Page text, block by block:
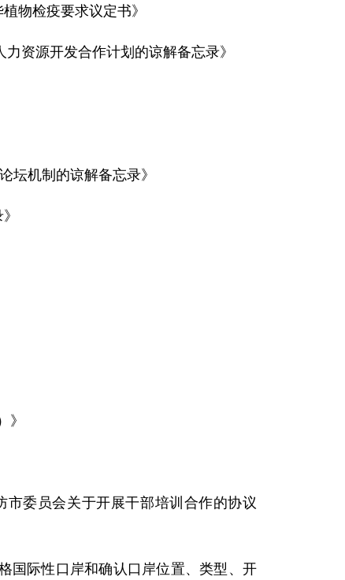
物检疫要求议定书》
资源开发合作计划的谅解备忘录》
坛机制的谅解备忘录》
委员会关于开展干部培训合作的协议
国际性口岸和确认口岸位置、类型、开